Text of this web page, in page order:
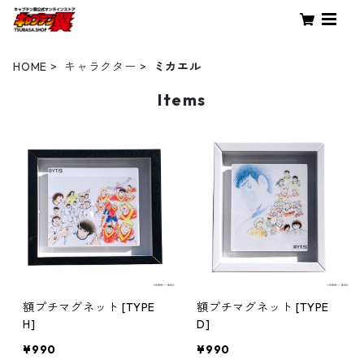
HOME キャラクター ミカエル
Items
額プチマグネット [TYPE
H]
¥990
額プチマグネット [TYPE
D]
¥990